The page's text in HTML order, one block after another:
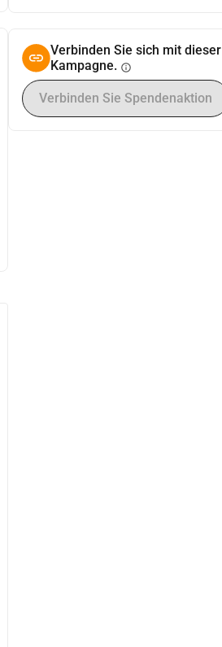
Verbinden Sie sich mit dieser
Kampagne. info
Verbinden Sie Spendenaktion